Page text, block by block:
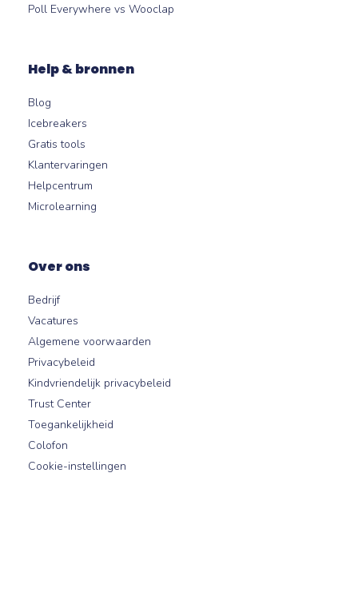
Poll Everywhere vs Wooclap
Help & bronnen
Blog
Icebreakers
Gratis tools
Klantervaringen
Helpcentrum
Microlearning
Over ons
Bedrijf
Vacatures
Algemene voorwaarden
Privacybeleid
Kindvriendelijk privacybeleid
Trust Center
Toegankelijkheid
Colofon
Cookie-instellingen